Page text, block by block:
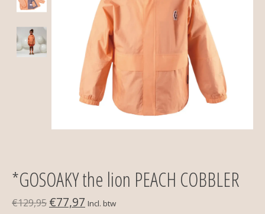
*GOSOAKY the lion PEACH COBBLER
€129,95 €77,97 Incl. btw